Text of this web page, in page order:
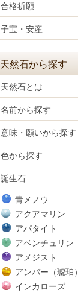
合格祈願
子宝・安産
天然石から探す
天然石とは
名前から探す
意味・願いから探す
色から探す
誕生石
青メノウ
アクアマリン
アパタイト
アベンチュリン
アメジスト
アンバー（琥珀）
インカローズ